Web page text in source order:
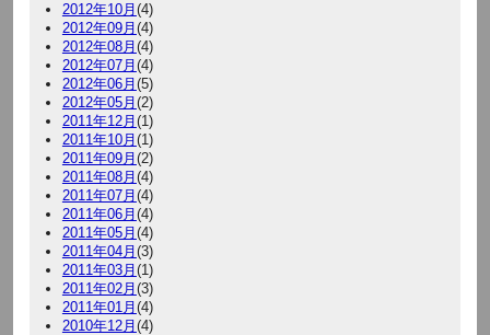
2012年10月 (4)
2012年09月 (4)
2012年08月 (4)
2012年07月 (4)
2012年06月 (5)
2012年05月 (2)
2011年12月 (1)
2011年10月 (1)
2011年09月 (2)
2011年08月 (4)
2011年07月 (4)
2011年06月 (4)
2011年05月 (4)
2011年04月 (3)
2011年03月 (1)
2011年02月 (3)
2011年01月 (4)
2010年12月 (4)